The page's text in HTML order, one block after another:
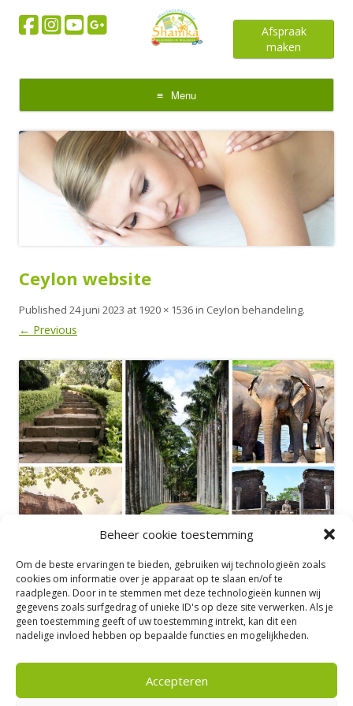
Beheer cookie toestemming
Om de beste ervaringen te bieden, gebruiken wij technologieën zoals
cookies om informatie over je apparaat op te slaan en/of te
raadplegen. Door in te stemmen met deze technologieën kunnen wij
gegevens zoals surfgedrag of unieke ID's op deze site verwerken. Als je
geen toestemming geeft of uw toestemming intrekt, kan dit een
nadelige invloed hebben op bepaalde functies en mogelijkheden.
Accepteren
Afspraak
maken
Menu
Skip
to
content
Ceylon website
Published 24 juni 2023 at 1920 × 1536in Ceylon behandeling.
← Previous
Meerkoetweg 50 – 8446 JZ Heerenveen | Tel: 06-53194824 |